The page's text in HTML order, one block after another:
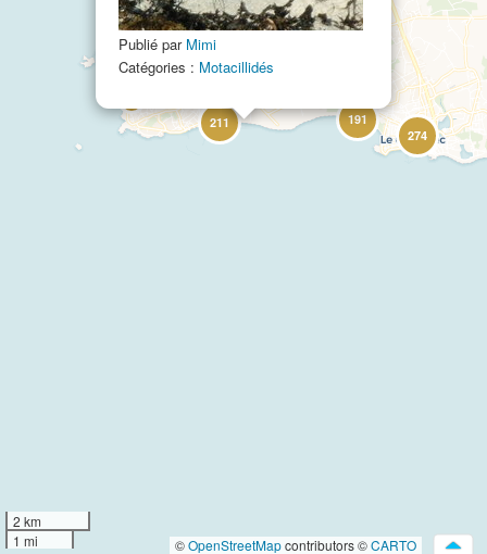
211
14
274
191
Publié par Mimi
Catégories : Motacillidés
2 km
1 mi
©OpenStreetMapcontributors ©CARTO